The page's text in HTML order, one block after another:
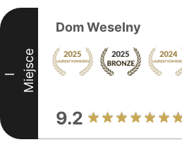
I Miejsce
Dom Weselny
9.2